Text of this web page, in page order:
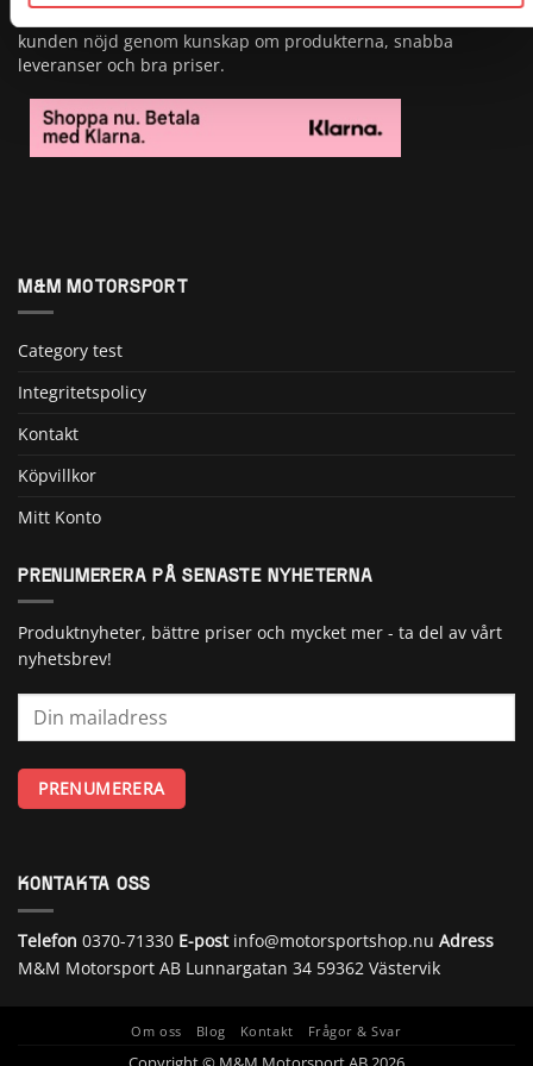
kunden nöjd genom kunskap om produkterna, snabba
leveranser och bra priser.
M&M MOTORSPORT
Category test
Integritetspolicy
Kontakt
Köpvillkor
Mitt Konto
PRENUMERERA PÅ SENASTE NYHETERNA
Produktnyheter, bättre priser och mycket mer - ta del av vårt
nyhetsbrev!
KONTAKTA OSS
Telefon 0370-71330 E-postinfo@motorsportshop.nu Adress
M&M Motorsport AB Lunnargatan 34 59362 Västervik
Om oss Blog Kontakt Frågor & Svar